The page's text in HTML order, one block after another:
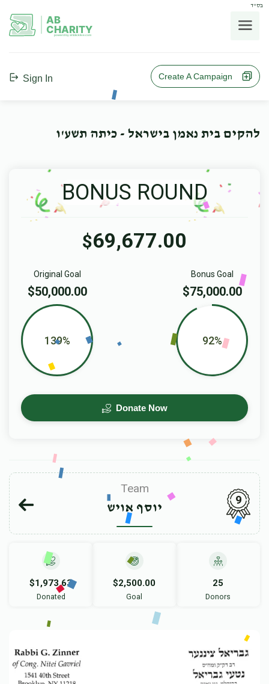
בס"ד
AB
CHARITY
powerd by ahblicklive.com
Sign In Create A Campaign
להקים בית נאמן בישראל - כיתה תשע'ו
BONUS ROUND
$69,677.00
Bonus Goal
$75,000.00
92%
Original Goal
$50,000.00
139%
Donate Now
Team
יוסף אויש
9
$1,973.63
Donated
$2,500.00
Goal
25
Donors